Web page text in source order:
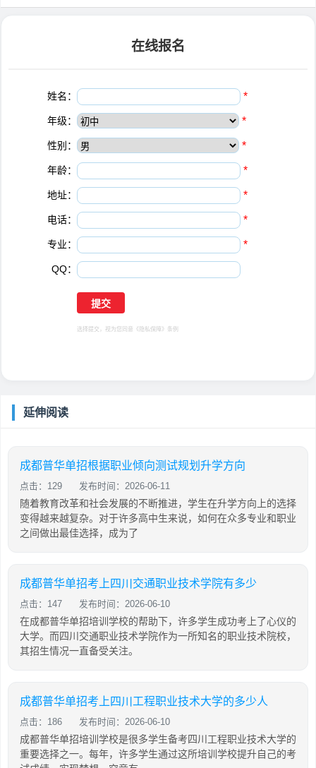
在线报名
姓名： *
年级： *
性别： *
年龄： *
地址： *
电话： *
专业： *
QQ：
选择提交，视为您同意 《隐私保障》 条例
延伸阅读
成都普华单招根据职业倾向测试规划升学方向
点击：129 发布时间：2026-06-11
随着教育改革和社会发展的不断推进，学生在升学方向上的选择
变得越来越复杂。对于许多高中生来说，如何在众多专业和职业
之间做出最佳选择，成为了
成都普华单招考上四川交通职业技术学院有多少
点击：147 发布时间：2026-06-10
在成都普华单招培训学校的帮助下，许多学生成功考上了心仪的
大学。而四川交通职业技术学院作为一所知名的职业技术院校，
其招生情况一直备受关注。
成都普华单招考上四川工程职业技术大学的多少人
点击：186 发布时间：2026-06-10
成都普华单招培训学校是很多学生备考四川工程职业技术大学的
重要选择之一。每年，许多学生通过这所培训学校提升自己的考